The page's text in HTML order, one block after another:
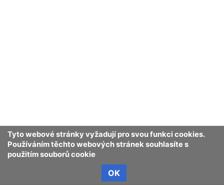
Tyto webové stránky vyžadují pro svou funkci cookies.
Používáním těchto webových stránek souhlasíte s
použitím souborů cookie
OK